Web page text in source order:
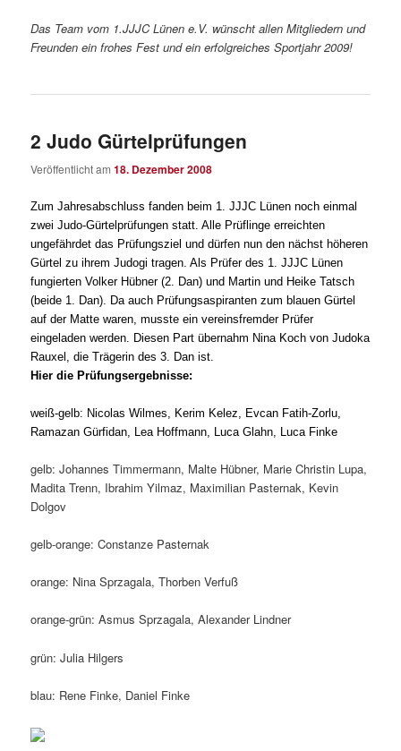
Das Team vom 1.JJJC Lünen e.V. wünscht allen Mitgliedern und
Freunden ein frohes Fest und ein erfolgreiches Sportjahr 2009!
2 Judo Gürtelprüfungen
Veröffentlicht am18. Dezember 2008
Zum Jahresabschluss fanden beim 1. JJJC Lünen noch einmal
zwei Judo-Gürtelprüfungen statt. Alle Prüflinge erreichten
ungefährdet das Prüfungsziel und dürfen nun den nächst höheren
Gürtel zu ihrem Judogi tragen. Als Prüfer des 1. JJJC Lünen
fungierten Volker Hübner (2. Dan) und Martin und Heike Tatsch
(beide 1. Dan). Da auch Prüfungsaspiranten zum blauen Gürtel
auf der Matte waren, musste ein vereinsfremder Prüfer
eingeladen werden. Diesen Part übernahm Nina Koch von Judoka
Rauxel, die Trägerin des 3. Dan ist.
Hier die Prüfungsergebnisse:
weiß-gelb: Nicolas Wilmes, Kerim Kelez, Evcan Fatih-Zorlu,
Ramazan Gürfidan, Lea Hoffmann, Luca Glahn, Luca Finke
gelb: Johannes Timmermann, Malte Hübner, Marie Christin Lupa,
Madita Trenn, Ibrahim Yilmaz, Maximilian Pasternak, Kevin
Dolgov
gelb-orange: Constanze Pasternak
orange: Nina Sprzagala, Thorben Verfuß
orange-grün: Asmus Sprzagala, Alexander Lindner
grün: Julia Hilgers
blau: Rene Finke, Daniel Finke